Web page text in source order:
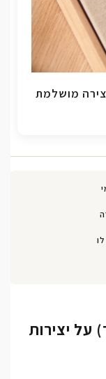
מושלמת
על יצירות